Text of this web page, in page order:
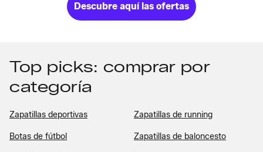
Descubre aquí las ofertas
Top picks: comprar por
categoría
Zapatillas deportivas Zapatillas de running
Botas de fútbol Zapatillas de baloncesto